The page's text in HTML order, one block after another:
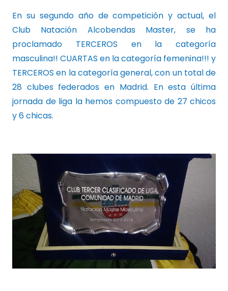
En su segundo año de competición y actual, el
Club Natación Alcobendas Master, se ha
proclamado TERCEROS en la categoría
masculina!! CUARTAS en la categoría femenina!!! y
TERCEROS en la categoría general, con un total de
28 clubes federados en Madrid. En esta última
jornada de liga la hemos compuesto de 27 chicos
y 6 chicas.